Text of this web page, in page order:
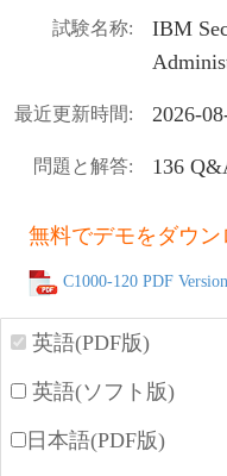
試験名称:
IBM
最近更新時間: 2026-
問題と解答: 136
無料でデモをダウン
C1000-120 PDF
英語(PDF版)
英語(ソフト版)
日本語(PDF版)